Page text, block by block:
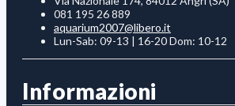
081 195 26 889
aquarium2007@libero.it
Lun-Sab: 09-13 | 16-20 Dom: 10-12
Informazioni